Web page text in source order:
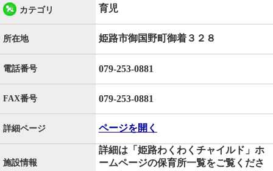
姫路市御国野町御着
カテゴリ 育児
所在地 姫路市御国野町御着３２８
電話番号 079-253-0881
FAX番号 079-253-0881
詳細ページ ページを開く
施設情報
詳細は「姫路わくわくチャイルド」ホ
ームページの保育所一覧をご覧くださ